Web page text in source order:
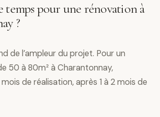
temps pour une rénovation à
?
de l’ampleur du projet. Pour un
50 à 80m² à Charantonnay,
de réalisation, après 1 à 2 mois de